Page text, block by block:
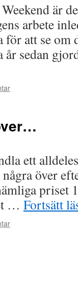
är
arbete
för att se
år sedan
ett
över
priset
… Fortsätt